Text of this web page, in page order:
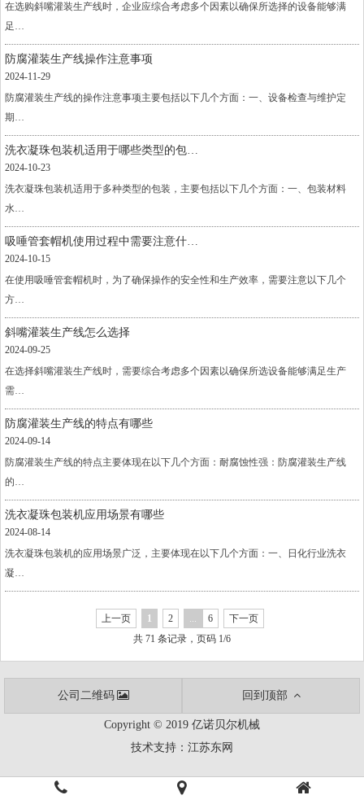
在选购斜嘴灌装生产线时，企业应综合考虑多个因素以确保所选择的设备能够满
足…
防腐灌装生产线操作注意事项
2024-11-29
防腐灌装生产线的操作注意事项主要包括以下几个方面：一、设备检查与维护定
期…
洗衣凝珠包装机适用于哪些类型的包…
2024-10-23
洗衣凝珠包装机适用于多种类型的包装，主要包括以下几个方面：一、包装材料
水…
吸唾管套帽机使用过程中需要注意什…
2024-10-15
在使用吸唾管套帽机时，为了确保操作的安全性和生产效率，需要注意以下几个
方…
斜嘴灌装生产线怎么选择
2024-09-25
在选择斜嘴灌装生产线时，需要综合考虑多个因素以确保所选设备能够满足生产
需…
防腐灌装生产线的特点有哪些
2024-09-14
防腐灌装生产线的特点主要体现在以下几个方面：耐腐蚀性强：防腐灌装生产线
的…
洗衣凝珠包装机应用场景有哪些
2024-08-14
洗衣凝珠包装机的应用场景广泛，主要体现在以下几个方面：一、日化行业洗衣
凝…
上一页 1 2 ... 6
下一页
共 71 条记录，页码 1/6
公司二维码 回到顶部
Copyright © 2019 亿诺贝尔机械
技术支持： 江苏东网